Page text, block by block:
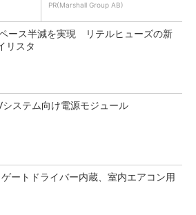
PR(Marshall Group AB)
ース半減を実現 リテルヒューズの新
リスタ
ステム向け電源モジュール
ートドライバー内蔵、室内エアコン用